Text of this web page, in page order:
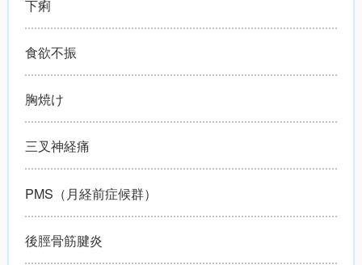
下痢
食欲不振
胸焼け
三叉神経痛
PMS（月経前症候群）
後脛骨筋腱炎